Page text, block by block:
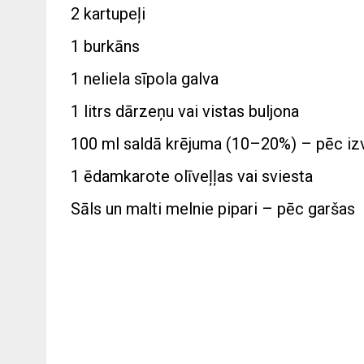
2 kartupeļi
1 burkāns
1 neliela sīpola galva
1 litrs dārzeņu vai vistas buljona
100 ml saldā krējuma (10–20%) – pēc
1 ēdamkarote olīveļļas vai sviesta
Sāls un malti melnie pipari – pēc garšas